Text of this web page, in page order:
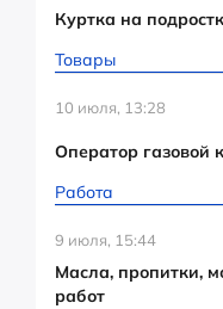
Куртка на
Товары
10 июля, 13:28
Оператор газовой
Работа
9 июля, 15:44
Масла, пропитки,
работ